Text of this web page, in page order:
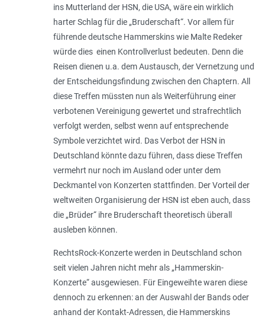
ins Mutterland der HSN, die USA, wäre ein wirklich
harter Schlag für die „Bruderschaft“. Vor allem für
führende deutsche Hammerskins wie Malte Redeker
würde dies einen Kontrollverlust bedeuten. Denn die
Reisen dienen u.a. dem Austausch, der Vernetzung und
der Entscheidungsfindung zwischen den Chaptern. All
diese Treffen müssten nun als Weiterführung einer
verbotenen Vereinigung gewertet und strafrechtlich
verfolgt werden, selbst wenn auf entsprechende
Symbole verzichtet wird. Das Verbot der HSN in
Deutschland könnte dazu führen, dass diese Treffen
vermehrt nur noch im Ausland oder unter dem
Deckmantel von Konzerten stattfinden. Der Vorteil der
weltweiten Organisierung der HSN ist eben auch, dass
die „Brüder“ ihre Bruderschaft theoretisch überall
ausleben können.
RechtsRock-Konzerte werden in Deutschland schon
seit vielen Jahren nicht mehr als „Hammerskin-
Konzerte“ ausgewiesen. Für Eingeweihte waren diese
dennoch zu erkennen: an der Auswahl der Bands oder
anhand der Kontakt-Adressen, die Hammerskins